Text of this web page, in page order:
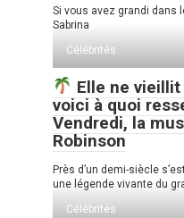
Si vous avez grandi dans
Sabrina
Célébrités
Elle ne
voici à quoi
Vendredi, la
Robinson
Près d’un demi-siècle
une légende vivante du
Célébrités